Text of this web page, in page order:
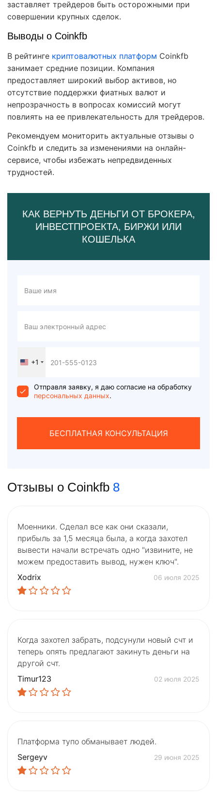
заставляет трейдеров быть осторожными при
совершении крупных сделок.
Выводы о Coinkfb
В рейтинге криптовалютных платформ Coinkfb
занимает средние позиции. Компания
предоставляет широкий выбор активов, но
отсутствие поддержки фиатных валют и
непрозрачность в вопросах комиссий могут
повлиять на ее привлекательность для трейдеров.
Рекомендуем мониторить актуальные отзывы о
Coinkfb и следить за изменениями на онлайн-
сервисе, чтобы избежать непредвиденных
трудностей.
КАК ВЕРНУТЬ ДЕНЬГИ ОТ БРОКЕРА,
ИНВЕСТПРОЕКТА, БИРЖИ ИЛИ
КОШЕЛЬКА
United
+1
+1
Отправля заявку, я даю согласие на обработку
персональных данных.
БЕСПЛАТНАЯ КОНСУЛЬТАЦИЯ
Отзывы о Coinkfb 8
Моенники. Сделал все как они сказали,
прибыль за 1,5 месяца была, а когда захотел
вывести начали встречать одно "извините, не
можем предоставить вывод, нужен ключ".
Xodrix
06 июля 2025
Когда захотел забрать, подсунули новый счт и
теперь опять предлагают закинуть деньги на
другой счт.
Timur123
02 июля 2025
Платформа тупо обманывает людей.
Sergeyv
29 июня 2025